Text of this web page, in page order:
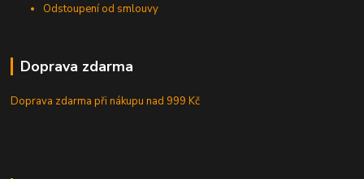
Odstoupení od smlouvy
Doprava zdarma
Doprava zdarma při nákupunad 999 Kč